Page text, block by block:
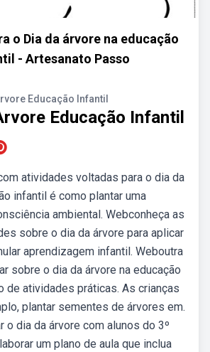
o Dia da árvore na educação
- Artesanato Passo
Educação Infantil
Educação Infantil
atividades voltadas para o dia da
infantil é como plantar uma
ambiental. Webconheça as
sobre o dia da árvore para aplicar
aprendizagem infantil. Weboutra
sobre o dia da árvore na educação
de atividades práticas. As crianças
plantar sementes de árvores em.
o dia da árvore com alunos do 3º
um plano de aula que inclua